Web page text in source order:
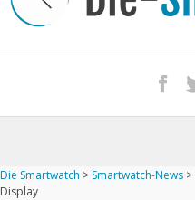
Impressum
iPhone kaufen
Startseite
Die Smartwatch > Smartwatch-News >
Display